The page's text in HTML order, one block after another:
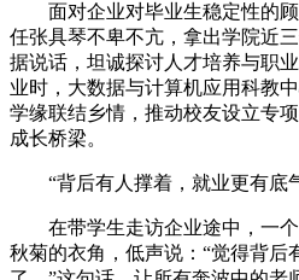
面对企业对毕业生稳定性的
任张具琴不卑不亢，拿出学院近
据说话，坦诚探讨人才培养与职
业时，大数据与计算机应用科教
学缘联结乡情，推动校友设立专
成长桥梁。
“背后有人撑着，就业更有底
在带学生走访企业途中，一
秋菊的衣角，低声说：“觉得背后